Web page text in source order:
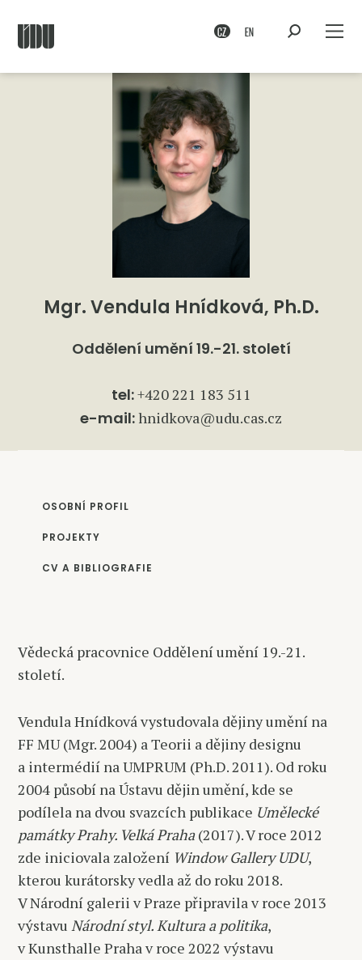
CZ EN
Mgr. Vendula Hnídková, Ph.D.
Oddělení umění 19.-21. století
tel:+420 221 183 511
e-mail:hnidkova@udu.cas.cz
OSOBNÍ PROFIL
PROJEKTY
CV A BIBLIOGRAFIE
Vědecká pracovnice Oddělení umění 19.-21.
století.
Vendula Hnídková vystudovala dějiny umění na
FF MU (Mgr. 2004) a Teorii a dějiny designu
a intermédií na UMPRUM (Ph.D. 2011). Od roku
2004 působí na Ústavu dějin umění, kde se
podílela na dvou svazcích publikace Umělecké
památky Prahy. Velká Praha(2017). V roce 2012
zde iniciovala založení Window Gallery UDU,
kterou kurátorsky vedla až do roku 2018.
V Národní galerii v Praze připravila v roce 2013
výstavuNárodní styl. Kultura a politika,
v Kunsthalle Praha v roce 2022 výstavu